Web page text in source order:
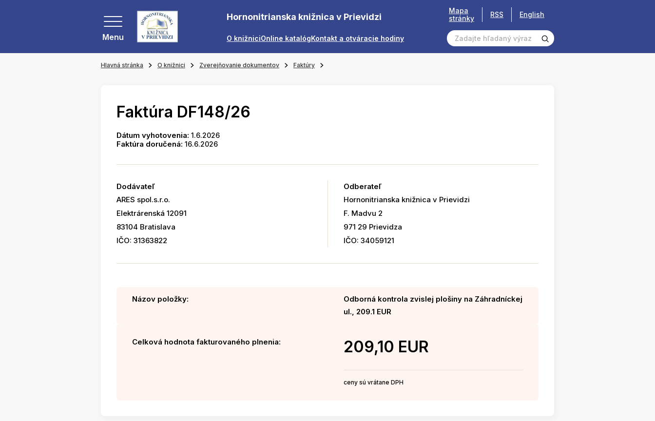
Menu
Hornonitrianska knižnica v Prievidzi
O knižniciOnline katalógKontakt a otváracie hodiny
Mapa
stránky
RSS English
Hlavná stránka O knižnici Zverejňovanie dokumentov Faktúry
Faktúra DF148/26
Dátum vyhotovenia: 1.6.2026
Faktúra doručená: 16.6.2026
Dodávateľ
ARES spol.s.r.o.
Elektrárenská 12091
83104 Bratislava
IČO: 31363822
Odberateľ
Hornonitrianska knižnica v Prievidzi
F. Madvu 2
971 29 Prievidza
IČO: 34059121
Názov položky:
Odborná kontrola zvislej plošiny na Záhradníckej
ul., 209.1 EUR
Celková hodnota fakturovaného plnenia: 209,10 EUR
ceny sú vrátane DPH